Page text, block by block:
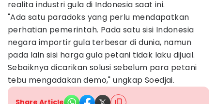
realita industri gula di Indonesia saat ini.
"Ada satu paradoks yang perlu mendapatkan
perhatian pemerintah. Pada satu sisi Indonesia
negara importir gula terbesar di dunia, namun
pada lain sisi harga gula petani tidak laku dijual.
Sebaiknya dicarikan solusi sebelum para petani
tebu mengadakan demo," ungkap Soedjai.
Share Article